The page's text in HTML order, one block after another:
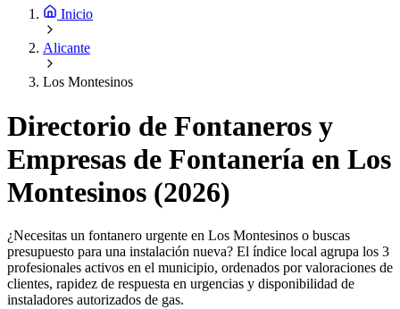
Inicio
Alicante
Los Montesinos
Directorio de Fontaneros y
Empresas de Fontanería en Los
Montesinos (2026)
¿Necesitas un fontanero urgente en Los Montesinos o buscas
presupuesto para una instalación nueva? El índice local agrupa los 3
profesionales activos en el municipio, ordenados por valoraciones de
clientes, rapidez de respuesta en urgencias y disponibilidad de
instaladores autorizados de gas.